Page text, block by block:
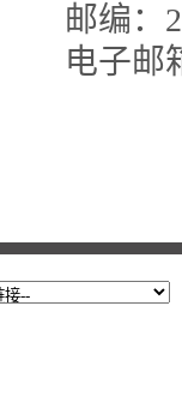
邮编：
电子邮